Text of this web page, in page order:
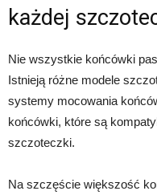
każdej
Nie wszystkie końcówki
Istnieją różne modele
systemy mocowania
końcówki, które są
szczoteczki.
Na szczęście większość